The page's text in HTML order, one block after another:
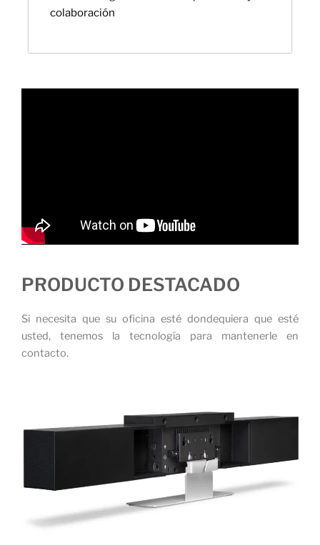
colaboración
PRODUCTO DESTACADO
Si necesita que su oficina esté dondequiera que esté
usted, tenemos la tecnología para mantenerle en
contacto.